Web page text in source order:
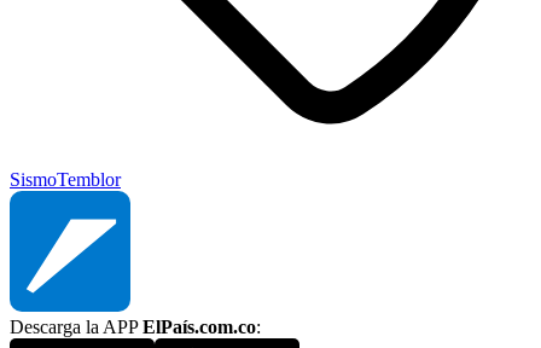
SismoTemblor
Descarga la APPElPaís.com.co: